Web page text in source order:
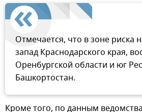
Отмечается, что в зоне риска
запад Краснодарского края,
Оренбургской области и юг
Башкортостан.
Кроме того, по данным